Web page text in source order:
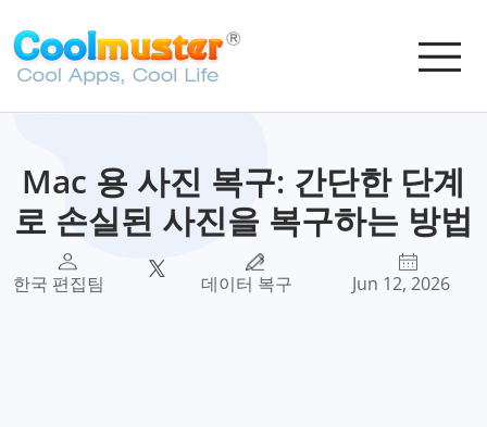
Mac 용 사진 복구: 간단한 단계
로 손실된 사진을 복구하는 방법
한국 편집팀 데이터 복구 Jun 12, 2026